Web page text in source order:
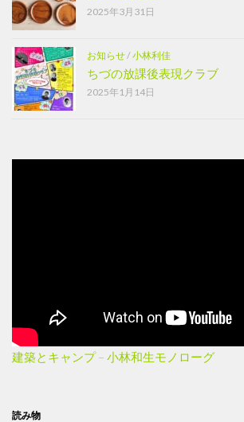
2025年3月31日
お知らせ/小林利佳
ちづの放課後表現クラブ
2025年1月14日
建築とキャンプ – 小林和生モノローグ
読み物